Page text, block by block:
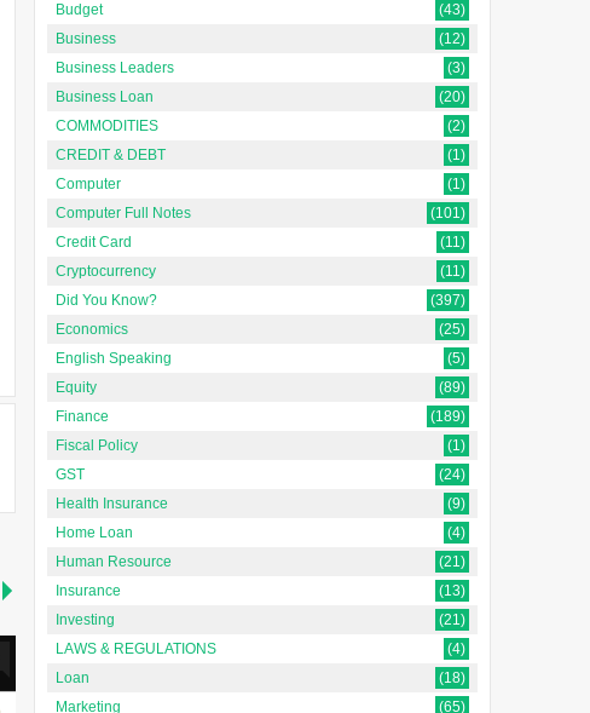
Budget
(43)
Business
(12)
Business Leaders
(3)
Business Loan
(20)
COMMODITIES
(2)
CREDIT & DEBT
(1)
Computer
(1)
Computer Full Notes
(101)
Credit Card
(11)
Cryptocurrency
(11)
Did You Know?
(397)
Economics
(25)
English Speaking
(5)
Equity
(89)
Finance
(189)
Fiscal Policy
(1)
GST
(24)
Health Insurance
(9)
Home Loan
(4)
Human Resource
(21)
Insurance
(13)
Investing
(21)
LAWS & REGULATIONS
(4)
Loan
(18)
Marketing
(65)